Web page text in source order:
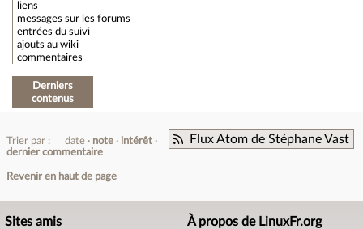
liens
messages sur les forums
entrées du suivi
ajouts au wiki
commentaires
Derniers
contenus
Flux Atom de Stéphane Vast
Trier par : date note
intérêt
dernier commentaire
Revenir en haut de page
Sites amis À propos de LinuxFr.org